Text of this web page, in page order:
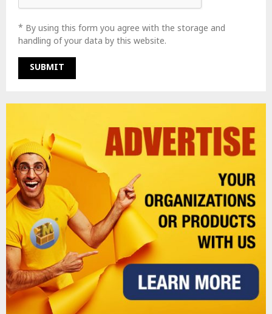
* By using this form you agree with the storage and
handling of your data by this website.